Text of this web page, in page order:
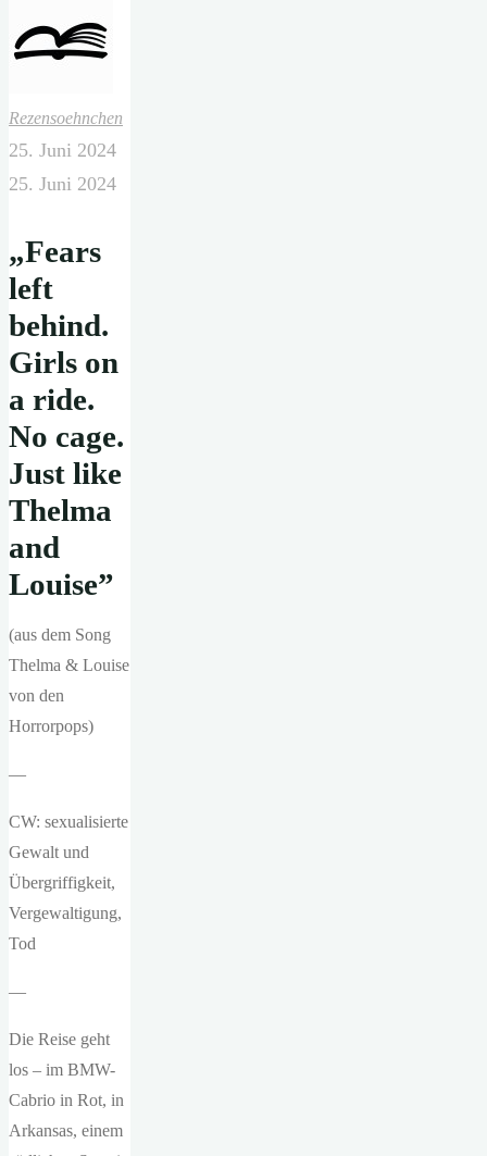
Rezensoehnchen
25. Juni 2024
25. Juni 2024
„Fears
left
behind.
Girls on
a ride.
No cage.
Just like
Thelma
and
Louise”
(aus dem Song
Thelma & Louise
von den
Horrorpops)
—
CW: sexualisierte
Gewalt und
Übergriffigkeit,
Vergewaltigung,
Tod
—
Die Reise geht
los – im BMW-
Cabrio in Rot, in
Arkansas, einem